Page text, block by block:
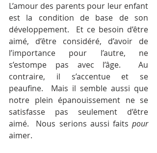
L’amour des parents pour leur enfant
est la condition de base de son
développement.  Et ce besoin d’être
aimé, d’être considéré, d’avoir de
l’importance pour l’autre, ne
s’estompe pas avec l’âge.  Au
contraire, il s’accentue et se
peaufine.  Mais il semble aussi que
notre plein épanouissement ne se
satisfasse pas seulement d’être
aimé.  Nous serions aussi faits pour
aimer.